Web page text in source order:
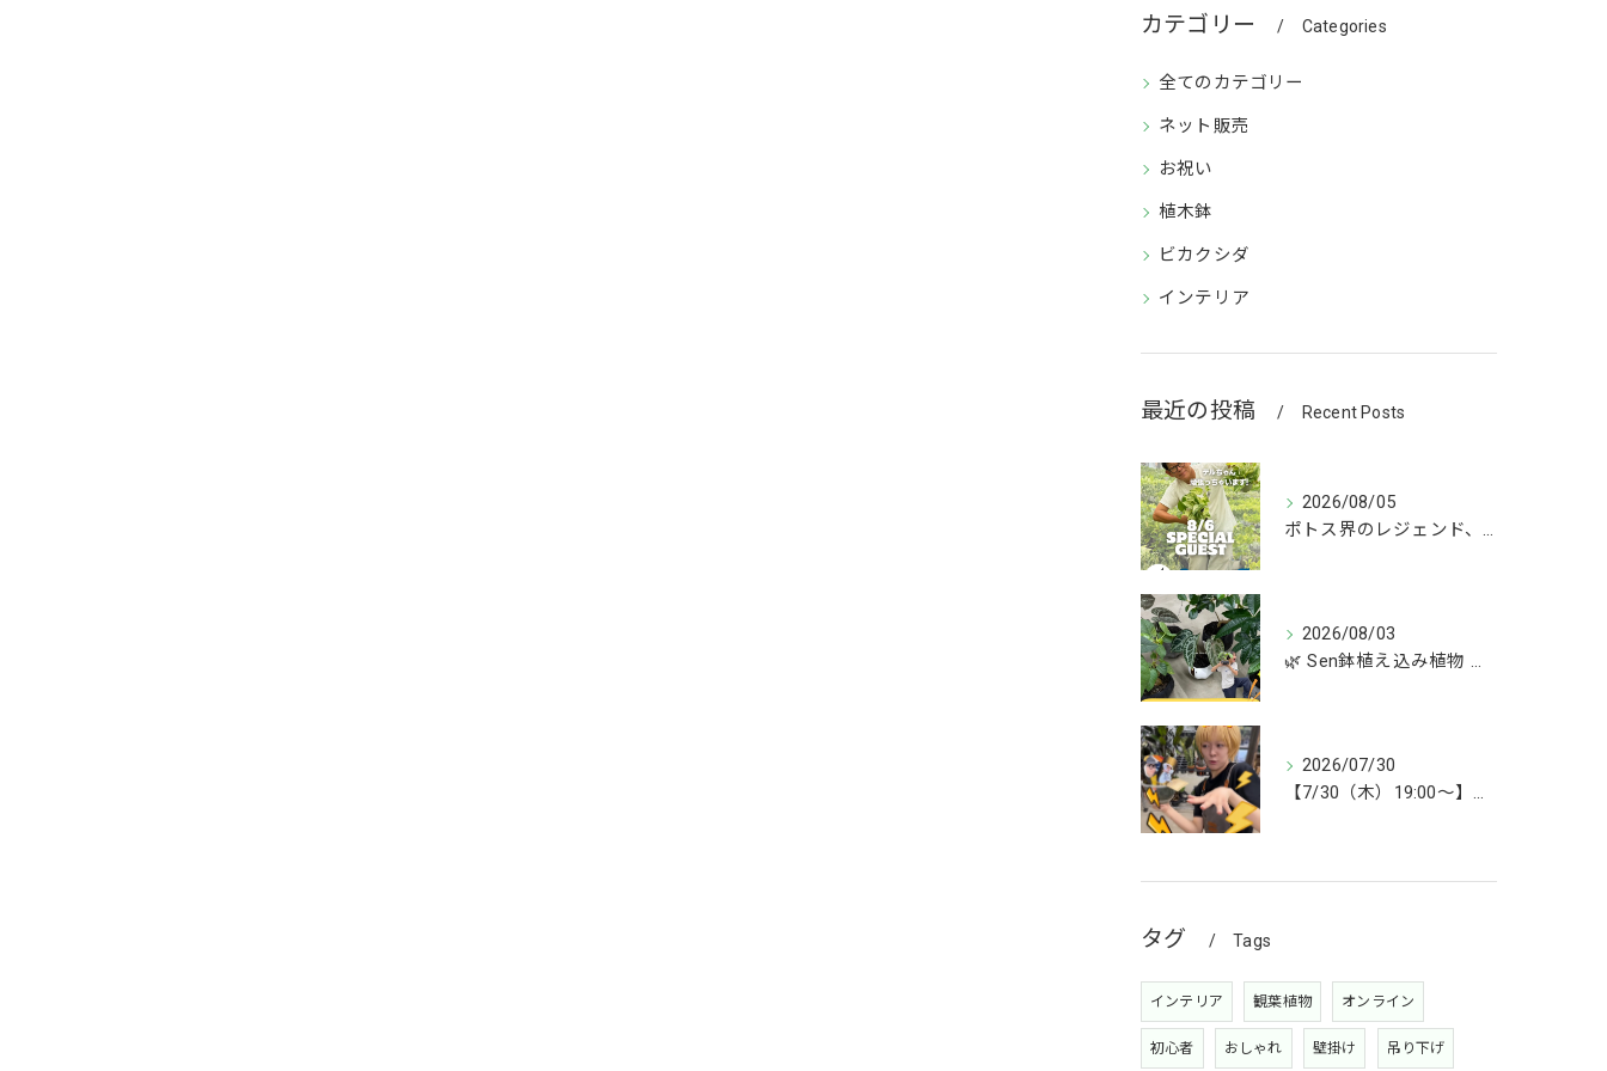
カテゴリー Categories
全てのカテゴリー
ネット販売
お祝い
植木鉢
ビカクシダ
インテリア
最近の投稿 Recent Posts
2026/08/05
ポトス界のレジェンド、COME BACK!!!
2026/08/03
🌿 Sen鉢植え込み植物 オンラインショップデビュー！ 🌿
2026/07/30
【7/30（木）19:00〜】今週は雑貨&植物ライブ！
タグ Tags
インテリア 観葉植物 オンライン
初心者 おしゃれ 壁掛け 吊り下げ